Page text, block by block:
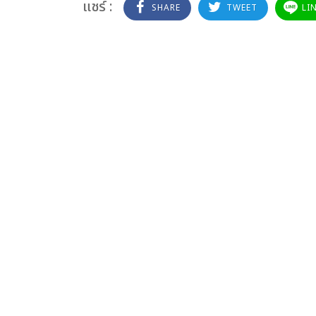
แชร์ : SHARE TWEET